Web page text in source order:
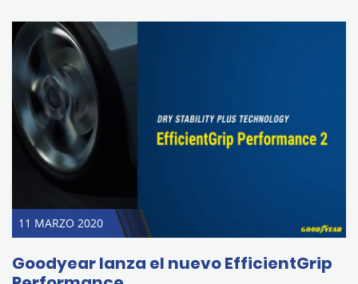
Goodyear lanza el nuevo EfficientGrip
11 MARZO 2020